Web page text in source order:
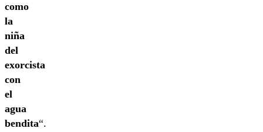
como
la
niña
del
exorcista
con
el
agua
bendita“.